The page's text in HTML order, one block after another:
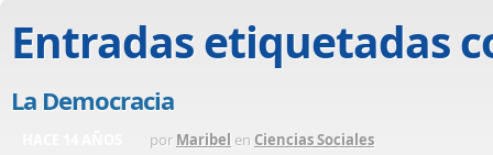
Entradas etiquetadas
La Democracia
por Maribel en Ciencias Sociales